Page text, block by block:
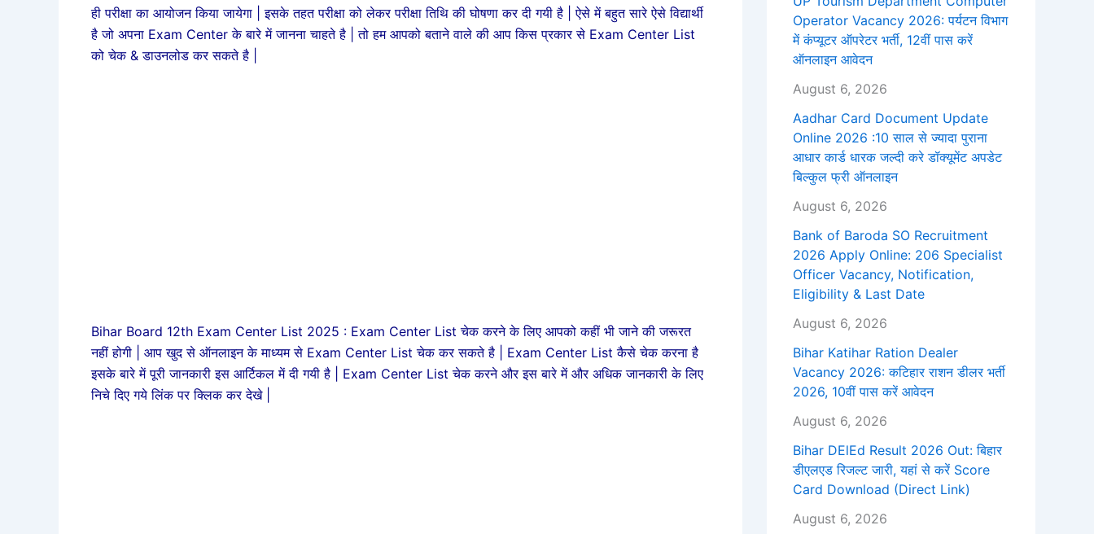
ही परीक्षा का आयोजन किया जायेगा | इसके तहत परीक्षा को लेकर परीक्षा तिथि की घोषणा कर दी गयी है | ऐसे में बहुत सारे ऐसे विद्यार्थी
है जो अपना Exam Center के बारे में जानना चाहते है | तो हम आपको बताने वाले की आप किस प्रकार से Exam Center List
को चेक & डाउनलोड कर सकते है |
Bihar Board 12th Exam Center List 2025 : Exam Center List चेक करने के लिए आपको कहीं भी जाने की जरूरत
नहीं होगी | आप खुद से ऑनलाइन के माध्यम से Exam Center List चेक कर सकते है | Exam Center List कैसे चेक करना है
इसके बारे में पूरी जानकारी इस आर्टिकल में दी गयी है | Exam Center List चेक करने और इस बारे में और अधिक जानकारी के लिए
निचे दिए गये लिंक पर क्लिक कर देखे |
Operator Vacancy 2026: पर्यटन विभाग
में कंप्यूटर ऑपरेटर भर्ती, 12वीं पास करें
ऑनलाइन आवेदन
August 6, 2026
Aadhar Card Document Update
Online 2026 :10 साल से ज्यादा पुराना
आधार कार्ड धारक जल्दी करे डॉक्यूमेंट अपडेट
बिल्कुल फ्री ऑनलाइन
August 6, 2026
Bank of Baroda SO Recruitment
2026 Apply Online: 206 Specialist
Officer Vacancy, Notification,
Eligibility & Last Date
August 6, 2026
Bihar Katihar Ration Dealer
Vacancy 2026: कटिहार राशन डीलर भर्ती
2026, 10वीं पास करें आवेदन
August 6, 2026
Bihar DElEd Result 2026 Out: बिहार
डीएलएड रिजल्ट जारी, यहां से करें Score
Card Download (Direct Link)
August 6, 2026